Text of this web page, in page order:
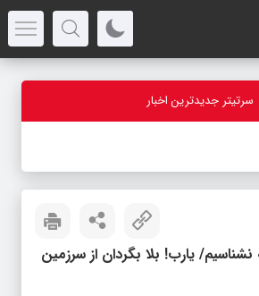
سرتیتر جدیدترین اخبار
نشناسیم/ یارب! بلا بگردان از سرزمین